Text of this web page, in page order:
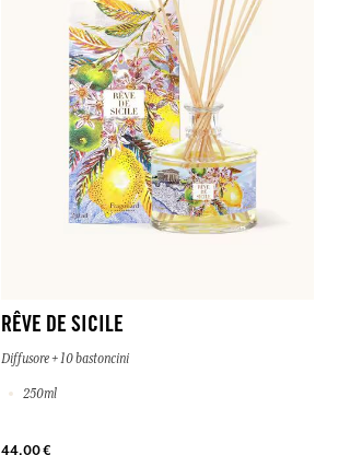
RÊVE DE SICILE
Diffusore + 10 bastoncini
250ml
44,00 €